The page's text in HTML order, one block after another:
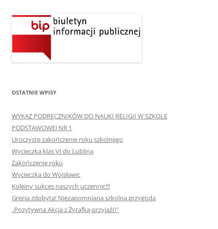
OSTATNIE WPISY
WYKAZ PODRĘCZNIKÓW DO NAUKI RELIGII W SZKOLE
PODSTAWOWEJ NR 1
Uroczyste zakończenie roku szkolnego
Wycieczka klas VI do Lublina
Zakończenie roku
Wycieczka do Wojsławic
Kolejny sukces naszych uczennic!!!
Grecja zdobyta! Niezapomniana szkolna przygoda
„Pozytywna Akcja z Żyrafką-przyjaźń”